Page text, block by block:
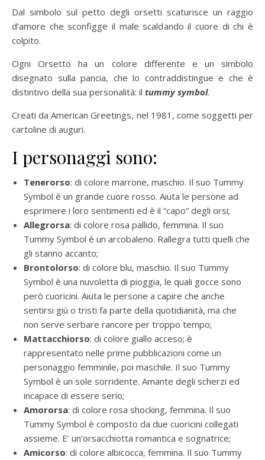
Dal simbolo sul petto degli orsetti scaturisce un raggio
d’amore che sconfigge il male scaldando il cuore di chi è
colpito.
Ogni Orsetto ha un colore differente e un simbolo
disegnato sulla pancia, che lo contraddistingue e che è
distintivo della sua personalità: il tummy symbol.
Creati da American Greetings, nel 1981, come soggetti per
cartoline di auguri.
I personaggi sono:
Tenerorso: di colore marrone, maschio. Il suo Tummy
Symbol è un grande cuore rosso. Aiuta le persone ad
esprimere i loro sentimenti ed è il “capo” degli orsi;
Allegrorsa: di colore rosa pallido, femmina. Il suo
Tummy Symbol è un arcobaleno. Rallegra tutti quelli che
gli stanno accanto;
Brontolorso: di colore blu, maschio. Il suo Tummy
Symbol è una nuvoletta di pioggia, le quali gocce sono
però cuoricini. Aiuta le persone a capire che anche
sentirsi giù o tristi fa parte della quotidianità, ma che
non serve serbare rancore per troppo tempo;
Mattacchiorso: di colore giallo acceso; è
rappresentato nelle prime pubblicazioni come un
personaggio femminile, poi maschile. Il suo Tummy
Symbol è un sole sorridente. Amante degli scherzi ed
incapace di essere serio;
Amororsa: di colore rosa shocking, femmina. Il suo
Tummy Symbol è composto da due cuoricini collegati
assieme. E’ un’orsacchiotta romantica e sognatrice;
Amicorso: di colore albicocca, femmina. Il suo Tummy